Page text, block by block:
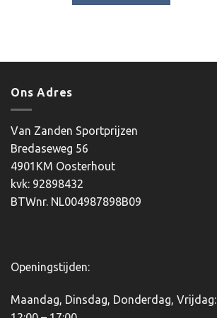
meerdere
kan
productpagina
Ons Adres
Van Zanden Sportprijzen
Bredaseweg 56
4901KM Oosterhout
kvk: 92898432
BTWnr. NL004987898B09
Openingstijden:
Maandag, Dinsdag, Donderdag, Vrijdag: